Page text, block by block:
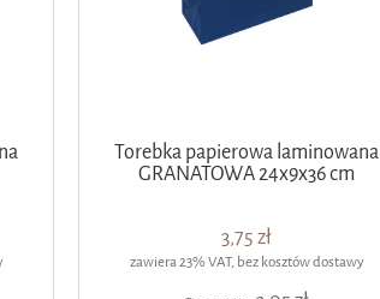
Torebka papierowa laminowana
GRANATOWA 24x9x36 cm
3,75 zł
zawiera 23% VAT, bez kosztów dostawy